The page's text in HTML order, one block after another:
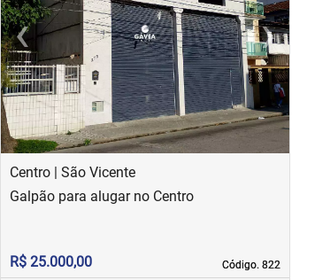
‹Previous ›Next
Centro | São Vicente
Código. 822
Código. 822
Galpão para alugar no Centro
R$ 25.000,00